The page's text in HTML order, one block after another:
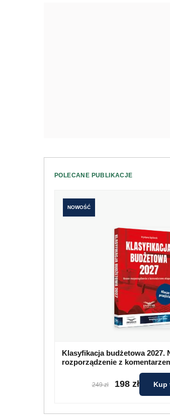
POLECANE PUBLIKACJE
NOWOŚĆ
Klasyfikacja budżetowa 2027.
rozporządzenie z
249 zł 198 zł Kup